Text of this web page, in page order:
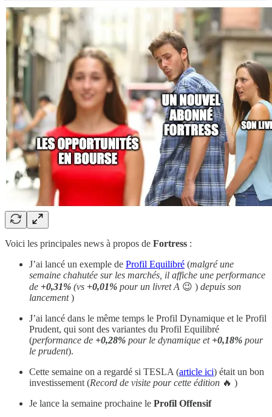
Voici les principales news à propos de Fortress :
J’ai lancé un exemple de Profil Equilibré (malgré une
semaine chahutée sur les marchés, il affiche une performance
de +0,31% (vs +0,01% pour un livret A 😉 ) depuis son
lancement)
J’ai lancé dans le même temps le Profil Dynamique et le Profil
Prudent, qui sont des variantes du Profil Equilibré
(performance de +0,28% pour le dynamique et +0,18% pour
le prudent).
Cette semaine on a regardé si TESLA (article ici) était un bon
investissement (Record de visite pour cette édition 🔥 )
Je lance la semaine prochaine le Profil Offensif